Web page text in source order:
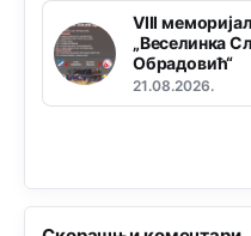
VIII
„Веселинка
Обрадовић“
21.08.2026.